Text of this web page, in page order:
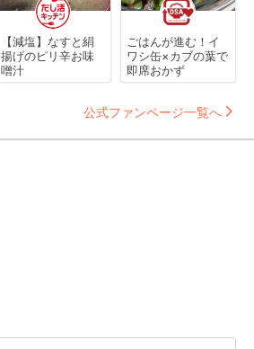
【減塩】なすと絹
揚げのピリ辛お味
噌汁
ごはんが進む！イ
ワシ缶×カブの葉で
即席おかず
公式ファンページ一覧へ